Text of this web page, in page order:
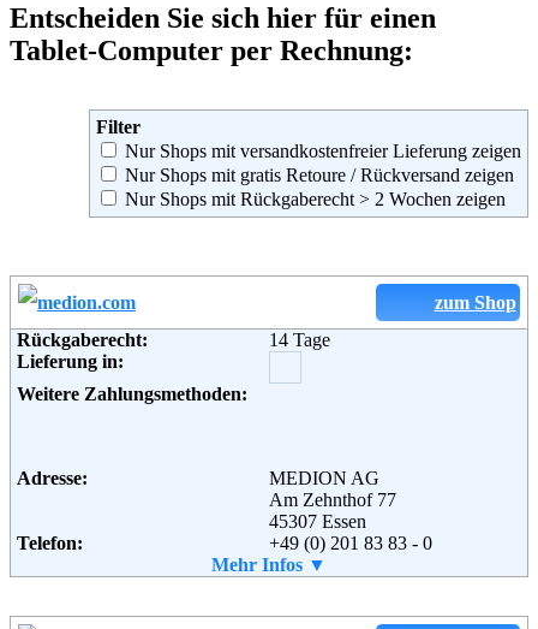
Entscheiden Sie sich hier für einen
Tablet-Computer per Rechnung:
Filter
Nur Shops mit versandkostenfreier Lieferung zeigen
Nur Shops mit gratis Retoure / Rückversand zeigen
Nur Shops mit Rückgaberecht > 2 Wochen zeigen
zum Shop
Rückgaberecht:
14 Tage
Lieferung in:
Weitere Zahlungsmethoden:
Adresse:
MEDION AG
Am Zehnthof 77
45307 Essen
Telefon:
+49 (0) 201 83 83 - 0
+49 (0) 201 83 83 - 1112
Mehr Infos ▼